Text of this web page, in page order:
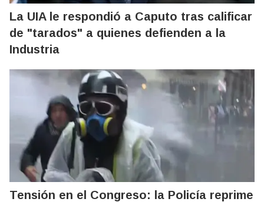
La UIA le respondió a Caputo tras calificar
de "tarados" a quienes defienden a la
Industria
Tensión en el Congreso: la Policía reprime